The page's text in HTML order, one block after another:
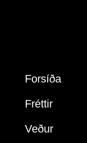
Forsíða
Fréttir
Veður